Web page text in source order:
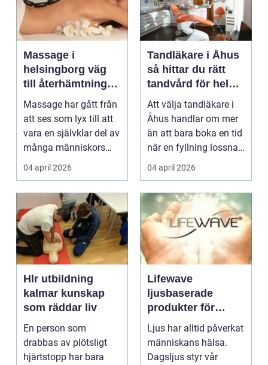
Massage i
helsingborg väg
till återhämtning
och hållbar hälsa
Massage har gått från
att ses som lyx till att
vara en självklar del av
många människors
friskvård. ...
04 april 2026
Tandläkare i Åhus
så hittar du rätt
tandvård för hela
familjen
Att välja tandläkare i
Åhus handlar om mer
än att bara boka en tid
när en fyllning lossnar
eller en ...
04 april 2026
Hlr utbildning
kalmar kunskap
som räddar liv
En person som
drabbas av plötsligt
hjärtstopp har bara
Lifewave
ljusbaserade
produkter för
hälsa och
välbefinnande
Ljus har alltid påverkat
människans hälsa.
Dagsljus styr vår